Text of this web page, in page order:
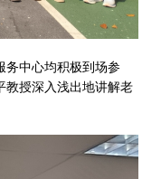
务中心均积极到场参
教授深入浅出地讲解老